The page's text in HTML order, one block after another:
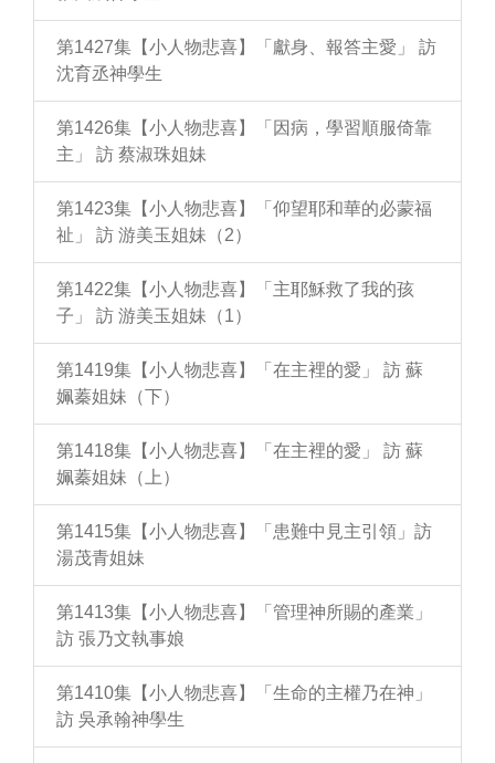
第1427集【小人物悲喜】「獻身、報答主愛」 訪
沈育丞神學生
第1426集【小人物悲喜】「因病，學習順服倚靠
主」 訪 蔡淑珠姐妹
第1423集【小人物悲喜】「仰望耶和華的必蒙福
祉」 訪 游美玉姐妹（2）
第1422集【小人物悲喜】「主耶穌救了我的孩
子」 訪 游美玉姐妹（1）
第1419集【小人物悲喜】「在主裡的愛」 訪 蘇
姵蓁姐妹（下）
第1418集【小人物悲喜】「在主裡的愛」 訪 蘇
姵蓁姐妹（上）
第1415集【小人物悲喜】「患難中見主引領」訪
湯茂青姐妹
第1413集【小人物悲喜】「管理神所賜的產業」
訪 張乃文執事娘
第1410集【小人物悲喜】「生命的主權乃在神」
訪 吳承翰神學生